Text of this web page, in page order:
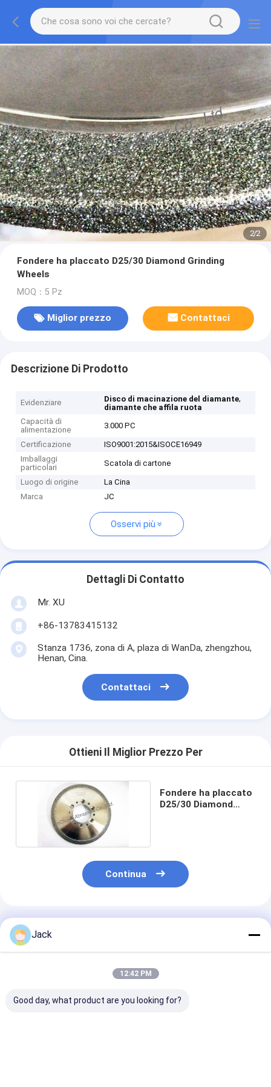
2/2
Fondere ha placcato D25/30 Diamond Grinding
Wheels
MOQ：5 Pz
Miglior prezzo Contattaci
Descrizione Di Prodotto
Evidenziare Disco di macinazione del diamante,
diamante che affila ruota
Capacità di
alimentazione
3.000 PC
Certificazione
ISO9001:2015&ISOCE16949
Imballaggi
particolari
Scatola di cartone
Luogo di origine
La Cina
Marca
JC
Osservi più
Dettagli Di Contatto
Mr. XU
+86-13783415132
Stanza 1736, zona di A, plaza di WanDa, zhengzhou,
Henan, Cina.
Contattaci
Ottieni Il Miglior Prezzo Per
Fondere ha placcato
D25/30 Diamond
Continua
Prodotti Raccomandati
Jack
12:42 PM
Good day, what product are you looking for?